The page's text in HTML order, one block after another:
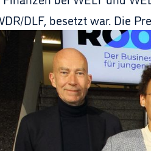
DLF, besetzt war. Die